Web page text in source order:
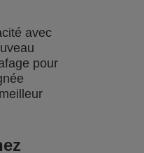
avec
pour
de